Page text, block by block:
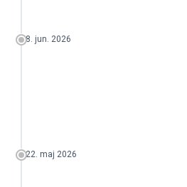
8. jun. 2026
22. maj 2026